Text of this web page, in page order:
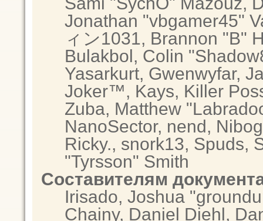
Jonathan "vbgamer45"
ィン1031, Brannon "B"
Bulakbol, Colin
Yasarkurt, Gwenwyfar,
Joker™, Kays, Killer
Zuba, Matthew
NanoSector, nend,
Ricky., snork13, Spuds,
"Tyrsson" Smith
Составителям
Irisado, Joshua
Chainy, Daniel Diehl,